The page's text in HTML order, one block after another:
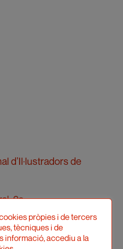
d’Il·lustradors de
2a
pròpies i de tercers
tècniques i de
informació, accediu a la